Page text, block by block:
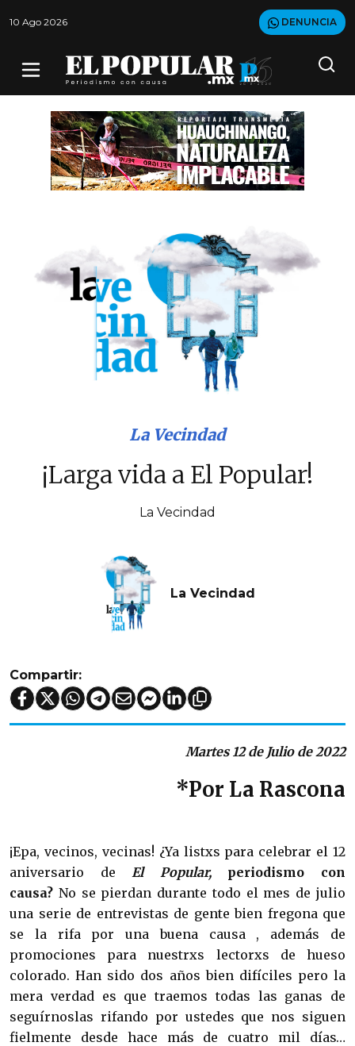
10 Ago 2026 DENUNCIA
La Vecindad
¡Larga vida a El Popular!
La Vecindad
La Vecindad
Compartir:
Martes 12 de Julio de 2022
*Por La Rascona
¡Epa, vecinos, vecinas! ¿Ya listxs para celebrar el 12
aniversario de El Popular,periodismo con
causa? No se pierdan durante todo el mes de julio
una serie de entrevistas de gente bien fregona que
se la rifa por una buena causa , además de
promociones para nuestrxs lectorxs de hueso
colorado. Han sido dos años bien difíciles pero la
mera verdad es que traemos todas las ganas de
seguírnoslas rifando por ustedes que nos siguen
fielmente desde hace más de cuatro mil días…